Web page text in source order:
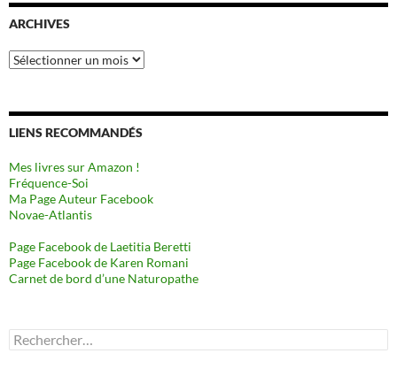
ARCHIVES
Archives
LIENS RECOMMANDÉS
Mes livres sur Amazon !
Fréquence-Soi
Ma Page Auteur Facebook
Novae-Atlantis
Page Facebook de Laetitia Beretti
Page Facebook de Karen Romani
Carnet de bord d’une Naturopathe
Rechercher :